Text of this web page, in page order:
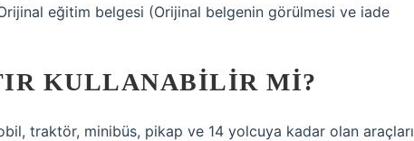
eğitim belgesi (Orijinal belgenin görülmesi ve iade
KULLANABILIR MI?
traktör, minibüs, pikap ve 14 yolcuya kadar olan araçları